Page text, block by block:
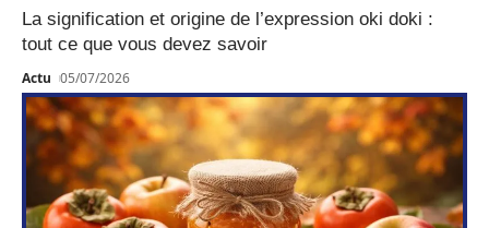
La signification et origine de l’expression oki doki :
tout ce que vous devez savoir
Actu 05/07/2026